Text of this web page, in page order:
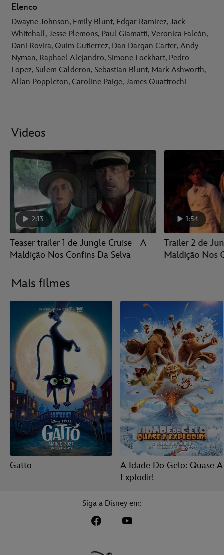
Elenco
Dwayne Johnson, Emily Blunt, Edgar Ramirez, Jack
Whitehall, Jesse Plemons, Paul Giamatti, Veronica Falcón,
Dani Rovira, Quim Gutierrez, Dan Dargan Carter, Andy
Nyman, Raphael Alejandro, Simone Lockhart, Pedro
Lopez, Sulem Calderon, Sebastian Blunt, Mark Ashworth,
Allan Poppleton, Caroline Paige, James Quattrochi
Videos
2:13
Teaser trailer 1 de Jungle Cruise - A
Maldição Nos Confins Da Selva
1:54
Trailer 2 de
Maldição Nos
Mais filmes
Gatto
A Idade Do Gelo: Quase A
Explodir!
Siga a Disney em: